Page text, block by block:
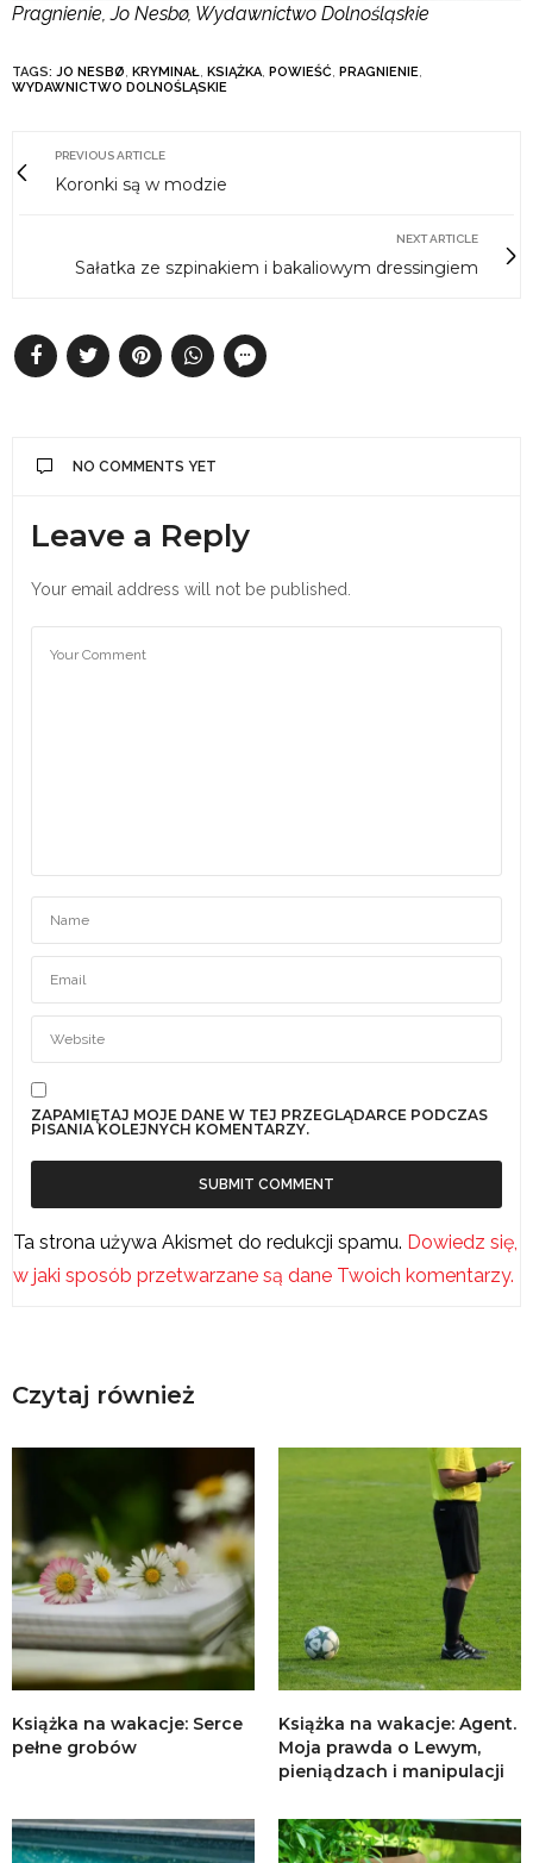
Pragnienie, Jo Nesbø, Wydawnictwo Dolnośląskie
TAGS: JO NESBØ, KRYMINAŁ, KSIĄŻKA, POWIEŚĆ, PRAGNIENIE,
WYDAWNICTWO DOLNOŚLĄSKIE
PREVIOUS ARTICLE
Koronki są w modzie
NEXT ARTICLE
Sałatka ze szpinakiem i bakaliowym dressingiem
NO COMMENTS YET
Leave a Reply
Your email address will not be published.
ZAPAMIĘTAJ MOJE DANE W TEJ PRZEGLĄDARCE PODCZAS
PISANIA KOLEJNYCH KOMENTARZY.
Ta strona używa Akismet do redukcji spamu. Dowiedz się,
w jaki sposób przetwarzane są dane Twoich komentarzy.
Czytaj również
Książka na wakacje: Serce
pełne grobów
Książka na wakacje: Agent.
Moja prawda o Lewym,
pieniądzach i manipulacji